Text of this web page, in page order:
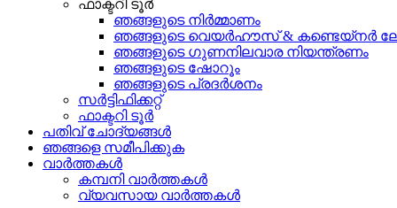
ഫാക്ടറി ടൂർ
ഞങ്ങളുടെ നിർമ്മാണം
ഞങ്ങളുടെ വെയർഹൗസ് & കണ്ടെയ്നർ
ഞങ്ങളുടെ ഗുണനിലവാര നിയന്ത്രണം
ഞങ്ങളുടെ ഷോറൂം
ഞങ്ങളുടെ പ്രദർശനം
സർട്ടിഫിക്കറ്റ്
ഫാക്ടറി ടൂർ
പതിവ് ചോദ്യങ്ങൾ
ഞങ്ങളെ സമീപിക്കുക
വാർത്തകൾ
കമ്പനി വാർത്തകൾ
വ്യവസായ വാർത്തകൾ